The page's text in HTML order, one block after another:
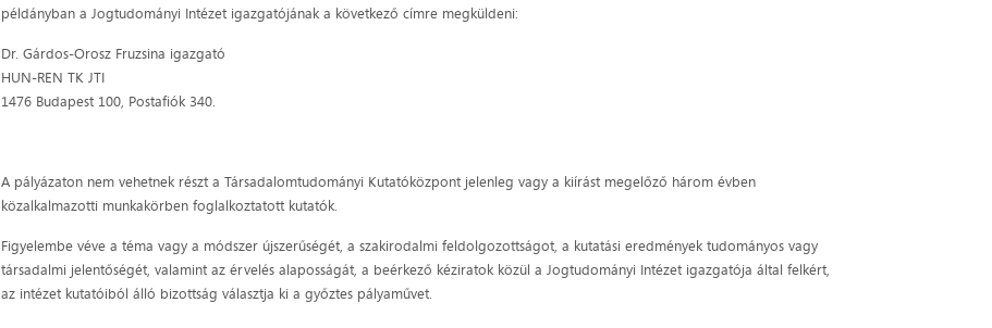
példányban a Jogtudományi Intézet igazgatójának a következő címre megküldeni:
Dr. Gárdos-Orosz Fruzsina igazgató
HUN-REN TK JTI
1476 Budapest 100, Postafiók 340.
A pályázaton nem vehetnek részt a Társadalomtudományi Kutatóközpont jelenleg vagy a kiírást megelőző három évben
közalkalmazotti munkakörben foglalkoztatott kutatók.
Figyelembe véve a téma vagy a módszer újszerűségét, a szakirodalmi feldolgozottságot, a kutatási eredmények tudományos vagy
társadalmi jelentőségét, valamint az érvelés alaposságát, a beérkező kéziratok közül a Jogtudományi Intézet igazgatója által felkért,
az intézet kutatóiból álló bizottság választja ki a győztes pályaművet.